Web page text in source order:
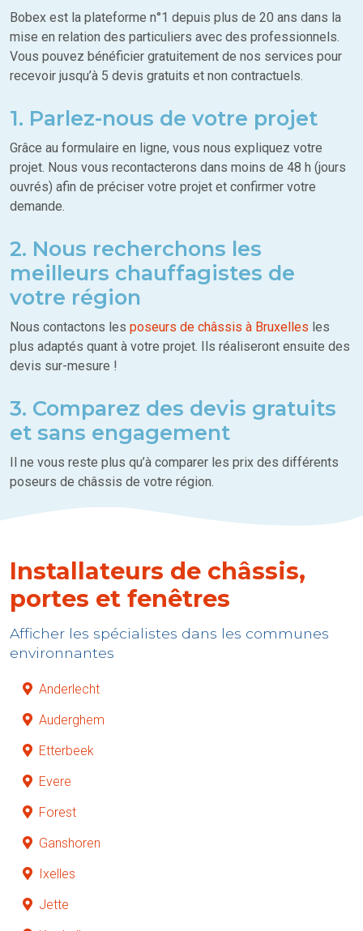
Bobex est la plateforme n°1 depuis plus de 20 ans dans la
mise en relation des particuliers avec des professionnels.
Vous pouvez bénéficier gratuitement de nos services pour
recevoir jusqu’à 5 devis gratuits et non contractuels.
1. Parlez-nous de votre projet
Grâce au formulaire en ligne, vous nous expliquez votre
projet. Nous vous recontacterons dans moins de 48 h (jours
ouvrés) afin de préciser votre projet et confirmer votre
demande.
2. Nous recherchons les
meilleurs chauffagistes de
votre région
Nous contactons les poseurs de châssis à Bruxelles les
plus adaptés quant à votre projet. Ils réaliseront ensuite des
devis sur-mesure !
3. Comparez des devis gratuits
et sans engagement
Il ne vous reste plus qu’à comparer les prix des différents
poseurs de châssis de votre région.
Installateurs de châssis,
portes et fenêtres
Afficher les spécialistes dans les communes
environnantes
Anderlecht
Auderghem
Etterbeek
Evere
Forest
Ganshoren
Ixelles
Jette